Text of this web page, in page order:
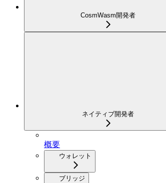
CosmWasm開発者
ネイティブ開発者
概要
ウォレット
ブリッジ